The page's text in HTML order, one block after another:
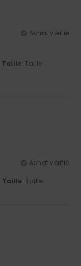
Achat vérifié
Taille: Taille
Achat vérifié
Taille: Taille